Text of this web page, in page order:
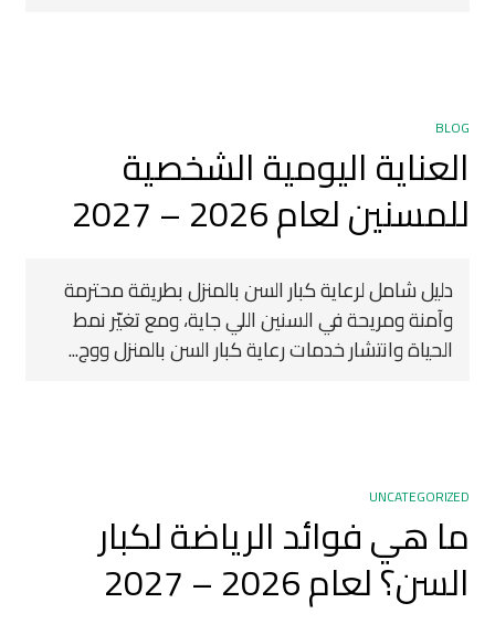
BLOG
العناية اليومية الشخصية
للمسنين لعام 2026 – 2027
دليل شامل لرعاية كبار السن بالمنزل بطريقة محترمة
وآمنة ومريحة في السنين اللي جاية، ومع تغيّر نمط
الحياة وانتشار خدمات رعاية كبار السن بالمنزل ووج...
UNCATEGORIZED
ما هي فوائد الرياضة لكبار
السن؟ لعام 2026 – 2027